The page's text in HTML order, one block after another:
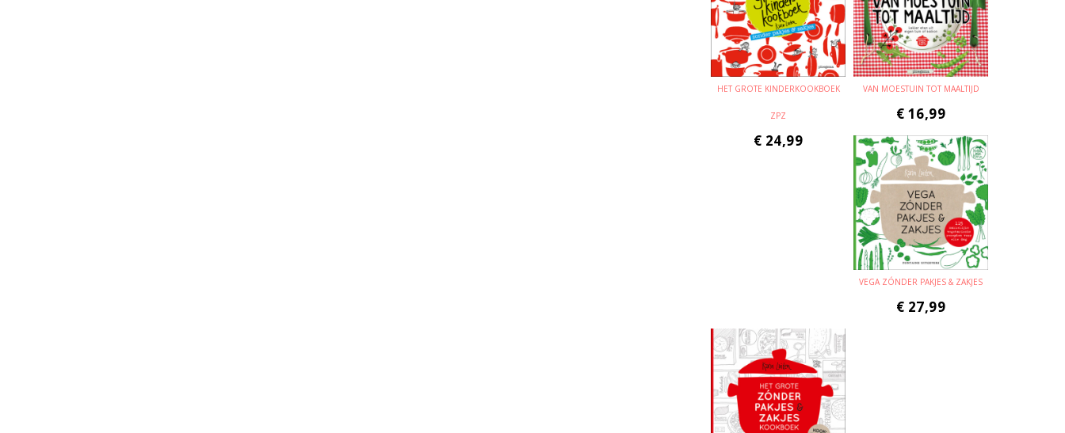
HET GROTE KINDERKOOKBOEK
ZPZ
€ 24,99
VAN MOESTUIN TOT MAALTIJD
€ 16,99
VEGA ZÓNDER PAKJES & ZAKJES
€ 27,99